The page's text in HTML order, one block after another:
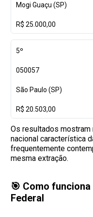
Mogi Guaçu (SP)
R$ 25.000,00
5º
050057
São Paulo (SP)
R$ 20.503,00
Os resultados
nacional característica
frequentemente
mesma extração.
🎯 Como
Federal